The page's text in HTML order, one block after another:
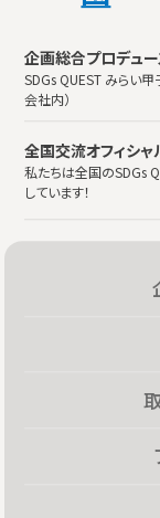
企画総合プロデュ
SDGs QUEST みらい
会社内）
全国交流オフィシ
私たちは全国のSDGs
しています！